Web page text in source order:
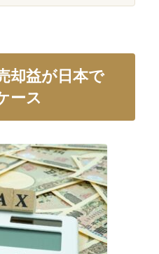
減価償却を反映して見る
同じようには扱えない
出の範囲
に反映できる支出として
良費にあたるかで扱いが
差し引ける譲渡費用
用として差し引ける
却益が日本で
ース